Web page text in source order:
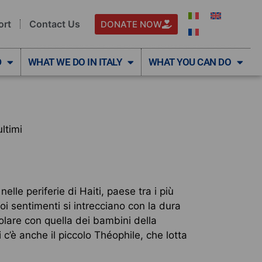
Contact Us DONATE NOW
WHAT WE DO IN ITALY WHAT YOU CAN DO
periferie di Haiti, paese tra i più
sentimenti si intrecciano con la dura
con quella dei bambini della
anche il piccolo Théophile, che lotta